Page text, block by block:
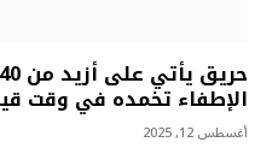
الإطفاء تخمده في وقت
أغسطس 12, 2025